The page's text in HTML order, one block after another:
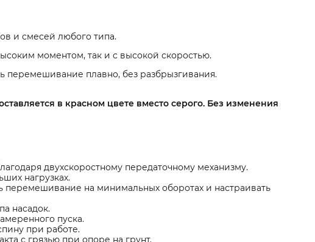
и смесей любого типа.
моментом, так и с высокой скоростью.
перемешивание плавно, без разбрызгивания.
в красном цвете вместо серого. Без изменения
двухскоростному передаточному механизму.
нагрузках.
перемешивание на минимальных оборотах и настраивать
насадок.
пуска.
при работе.
с грязью при опоре на грунт.